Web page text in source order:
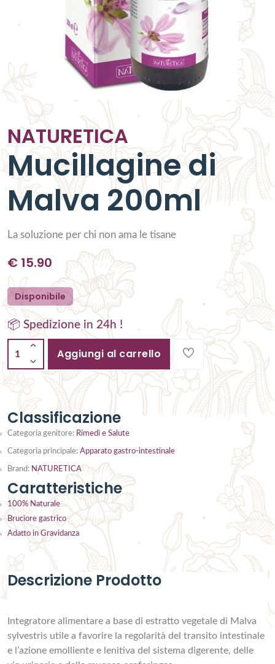
NATURETICA
Mucillagine di
Malva 200ml
La soluzione per chi non ama le tisane
€ 15.90
Disponibile
📦 Spedizione in 24h !
1 Aggiungi al carrello
Classificazione
Categoria genitore: Rimedi e Salute
Categoria principale: Apparato gastro-intestinale
Brand: NATURETICA
Caratteristiche
100% Naturale
Bruciore gastrico
Adatto in Gravidanza
Descrizione Prodotto
Integratore alimentare a base di estratto vegetale di Malva
sylvestris utile a favorire la regolarità del transito intestinale
e l’azione emolliente e lenitiva del sistema digerente, delle